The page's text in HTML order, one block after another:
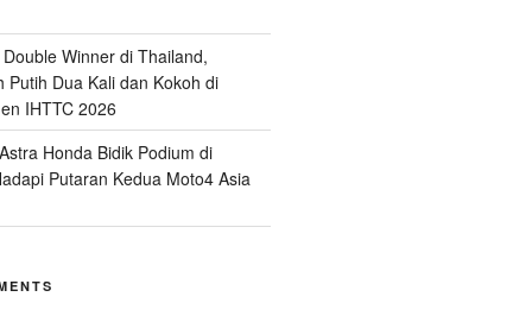
Winner di Thailand,
Putih Dua Kali dan Kokoh di
IHTTC 2026
Honda Bidik Podium di
Putaran Kedua Moto4 Asia